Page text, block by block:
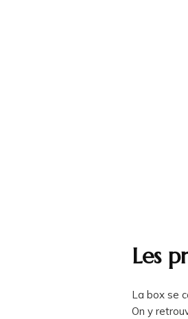
Les
La box se
On y